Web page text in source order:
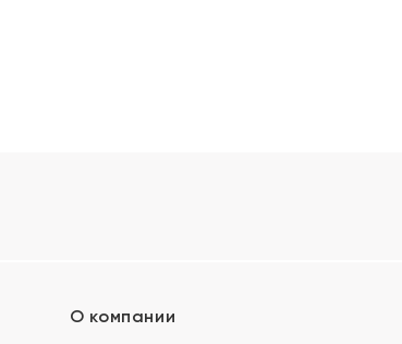
О компании